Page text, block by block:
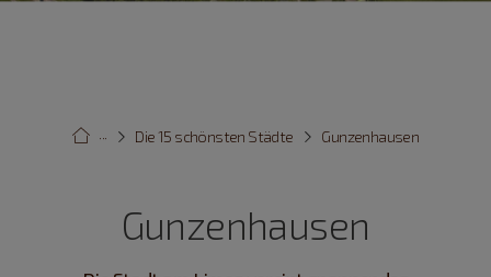
Gunzenhausen
Die 15 schönsten Städte
···
Gunzenhausen